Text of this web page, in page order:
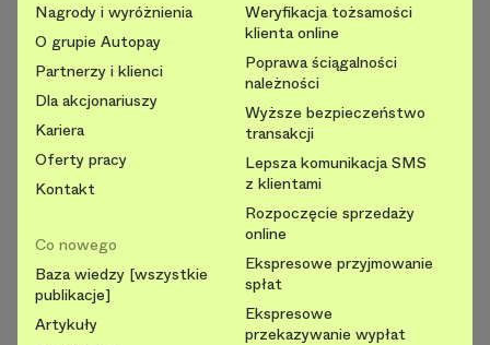
Nagrody i wyróżnienia
O grupie Autopay
Partnerzy i klienci
Dla akcjonariuszy
Kariera
Oferty pracy
Kontakt
Co nowego
Baza wiedzy [wszystkie
publikacje]
Artykuły
Weryfikacja tożsamości
klienta online
Poprawa ściągalności
należności
Wyższe bezpieczeństwo
transakcji
Lepsza komunikacja SMS
z klientami
Rozpoczęcie sprzedaży
online
Ekspresowe przyjmowanie
spłat
Ekspresowe
przekazywanie wypłat